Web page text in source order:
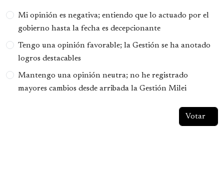
Opciones
Mi opinión es negativa; entiendo que lo actuado por el
gobierno hasta la fecha es decepcionante
Tengo una opinión favorable; la Gestión se ha anotado
logros destacables
Mantengo una opinión neutra; no he registrado
mayores cambios desde arribada la Gestión Milei